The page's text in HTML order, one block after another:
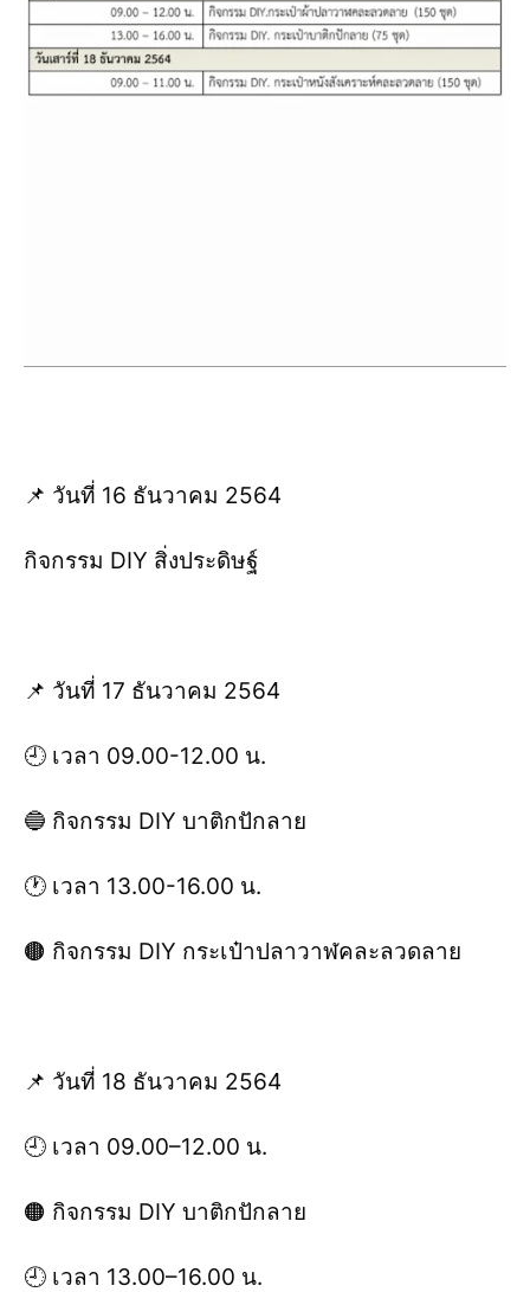
📌 วันที่ 16 ธันวาคม 2564
กิจกรรม DIY สิ่งประดิษฐ์
📌 วันที่ 17 ธันวาคม 2564
🕘 เวลา 09.00-12.00 น.
🔵 กิจกรรม DIY บาติกปักลาย
🕐 เวลา 13.00-16.00 น.
🟤 กิจกรรม DIY กระเป๋าปลาวาฬคละลวดลาย
📌 วันที่ 18 ธันวาคม 2564
🕘 เวลา 09.00–12.00 น.
🟠 กิจกรรม DIY บาติกปักลาย
🕘 เวลา 13.00–16.00 น.